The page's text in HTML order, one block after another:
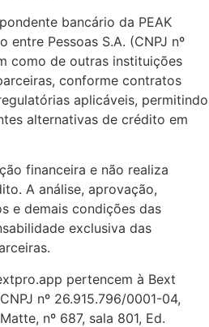
bancário da PEAK
entre Pessoas S.A. (CNPJ nº
como de outras instituições
conforme contratos
aplicáveis, permitindo
alternativas de crédito em
financeira e não realiza
A análise, aprovação,
e demais condições das
exclusiva das
pertencem à Bext
nº 26.915.796/0001-04,
nº 687, sala 801, Ed.